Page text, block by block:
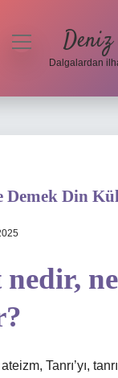
menüyü
Dalgalardan
Demek Din
Tanrı’yı,